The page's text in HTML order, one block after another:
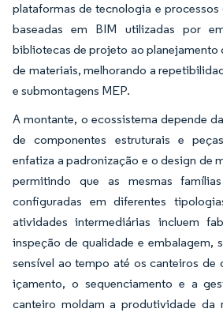
plataformas de tecnologia e
baseadas em BIM utilizadas por
bibliotecas de projeto ao planejamento
de materiais, melhorando a
e submontagens MEP.
A montante, o ecossistema depende
de componentes estruturais e
enfatiza a padronização e o design de
permitindo que as mesmas
configuradas em diferentes
atividades intermediárias incluem
inspeção de qualidade e embalagem,
sensível ao tempo até os canteiros de
içamento, o sequenciamento e a
canteiro moldam a produtividade da